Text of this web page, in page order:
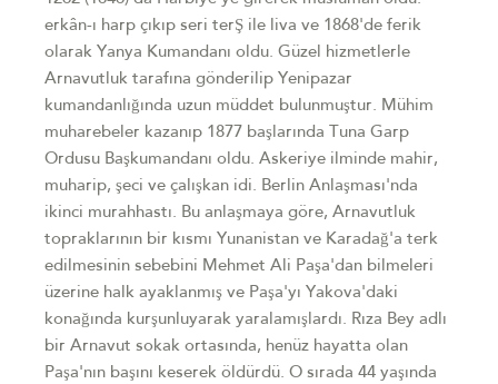
erkân-ı harp çıkıp seri terŞ ile liva ve 1868'de ferik
olarak Yanya Kumandanı oldu. Güzel hizmetlerle
Arnavutluk tarafına gönderilip Yenipazar
kumandanlığında uzun müddet bulunmuştur. Mühim
muharebeler kazanıp 1877 başlarında Tuna Garp
Ordusu Başkumandanı oldu. Askeriye ilminde mahir,
muharip, şeci ve çalışkan idi. Berlin Anlaşması'nda
ikinci murahhastı. Bu anlaşmaya göre, Arnavutluk
topraklarının bir kısmı Yunanistan ve Karadağ'a terk
edilmesinin sebebini Mehmet Ali Paşa'dan bilmeleri
üzerine halk ayaklanmış ve Paşa'yı Yakova'daki
konağında kurşunluyarak yaralamışlardı. Rıza Bey adlı
bir Arnavut sokak ortasında, henüz hayatta olan
Paşa'nın başını keserek öldürdü. O sırada 44 yaşında